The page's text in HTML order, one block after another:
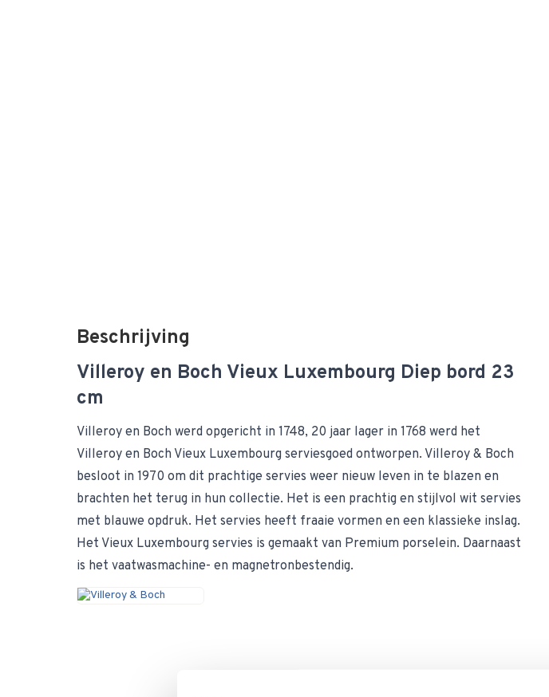
Beschrijving
Villeroy en Boch Vieux Luxembourg Diep bord 23
cm
Villeroy en Boch werd opgericht in 1748, 20 jaar lager in 1768 werd het
Villeroy en Boch Vieux Luxembourg serviesgoed ontworpen. Villeroy & Boch
besloot in 1970 om dit prachtige servies weer nieuw leven in te blazen en
brachten het terug in hun collectie. Het is een prachtig en stijlvol wit servies
met blauwe opdruk. Het servies heeft fraaie vormen en een klassieke inslag.
Het Vieux Luxembourg servies is gemaakt van Premium porselein. Daarnaast
is het vaatwasmachine- en magnetronbestendig.